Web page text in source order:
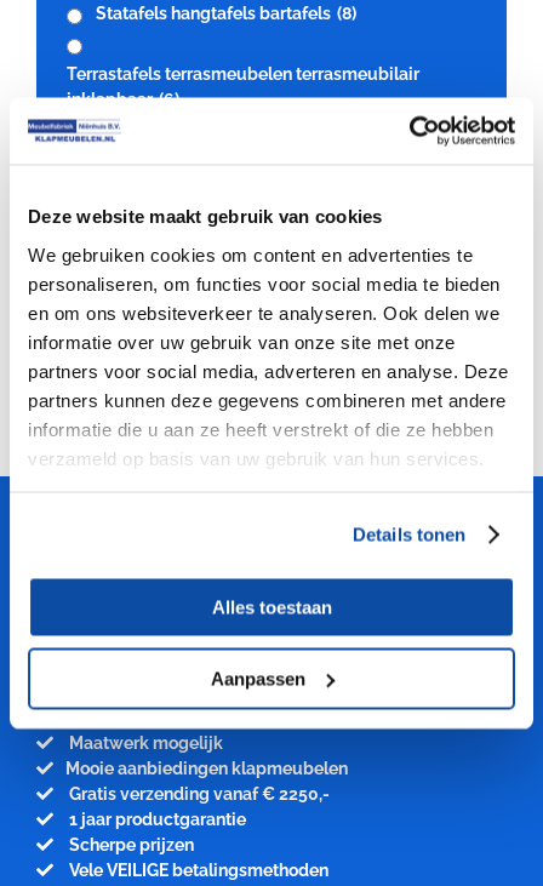
Deze website maakt gebruik van cookies
We gebruiken cookies om content en advertenties te
personaliseren, om functies voor social media te bieden
en om ons websiteverkeer te analyseren. Ook delen we
informatie over uw gebruik van onze site met onze
partners voor social media, adverteren en analyse. Deze
partners kunnen deze gegevens combineren met andere
informatie die u aan ze heeft verstrekt of die ze hebben
verzameld op basis van uw gebruik van hun services.
Details tonen
Alles toestaan
Aanpassen
Statafels hangtafels bartafels (8)
Terrastafels terrasmeubelen terrasmeubilair
inklapbaar(6)
Transportkarren opslagkarren
Transport opties
(6)
Resetten
Niënhuis
PROFITEER VAN ONZE KENNIS
Professionele kwaliteit
Maatwerk mogelijk
Mooie aanbiedingen klapmeubelen
Gratis verzending vanaf € 2250,-
1 jaar productgarantie
Scherpe prijzen
Vele VEILIGE betalingsmethoden